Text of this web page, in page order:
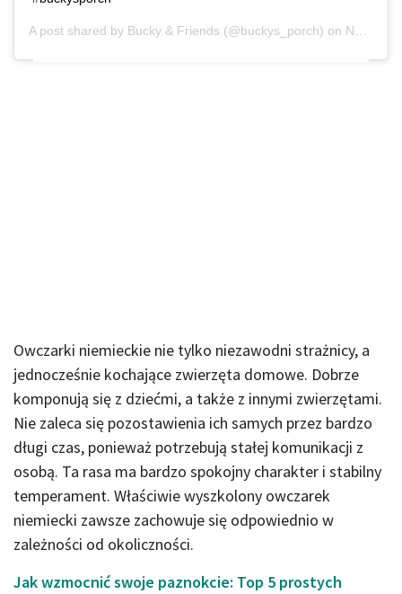
A post shared by Bucky & Friends (@buckys_porch) on Nov 3, 2019 at 2:37pm PST
Owczarki niemieckie nie tylko niezawodni strażnicy, a
jednocześnie kochające zwierzęta domowe. Dobrze
komponują się z dziećmi, a także z innymi zwierzętami.
Nie zaleca się pozostawienia ich samych przez bardzo
długi czas, ponieważ potrzebują stałej komunikacji z
osobą. Ta rasa ma bardzo spokojny charakter i stabilny
temperament. Właściwie wyszkolony owczarek
niemiecki zawsze zachowuje się odpowiednio w
zależności od okoliczności.
Jak wzmocnić swoje paznokcie: Top 5 prostych